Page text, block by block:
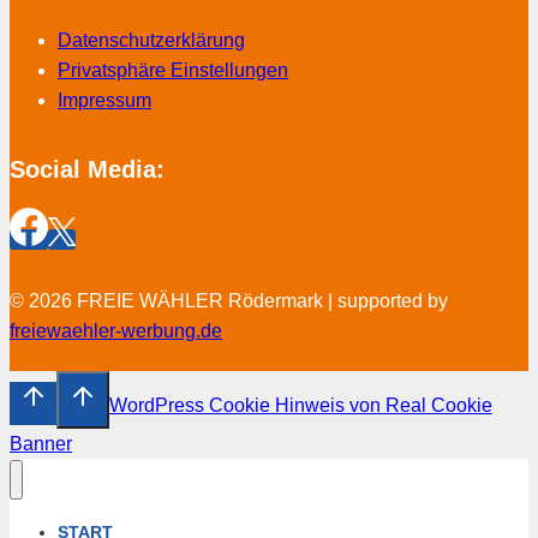
Datenschutzerklärung
Privatsphäre Einstellungen
Impressum
Social Media:
© 2026 FREIE WÄHLER Rödermark | supported by
freiewaehler-werbung.de
WordPress Cookie Hinweis von Real Cookie
Banner
START